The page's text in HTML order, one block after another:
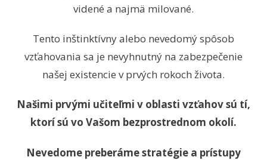
videné a najmä milované.
Tento inštinktívny alebo nevedomý spôsob
vzťahovania sa je nevyhnutný na zabezpečenie
našej existencie v prvých rokoch života.
Našimi prvými učiteľmi v oblasti vzťahov sú tí,
ktorí sú vo Vašom bezprostrednom okolí.
Nevedome preberáme stratégie a prístupy